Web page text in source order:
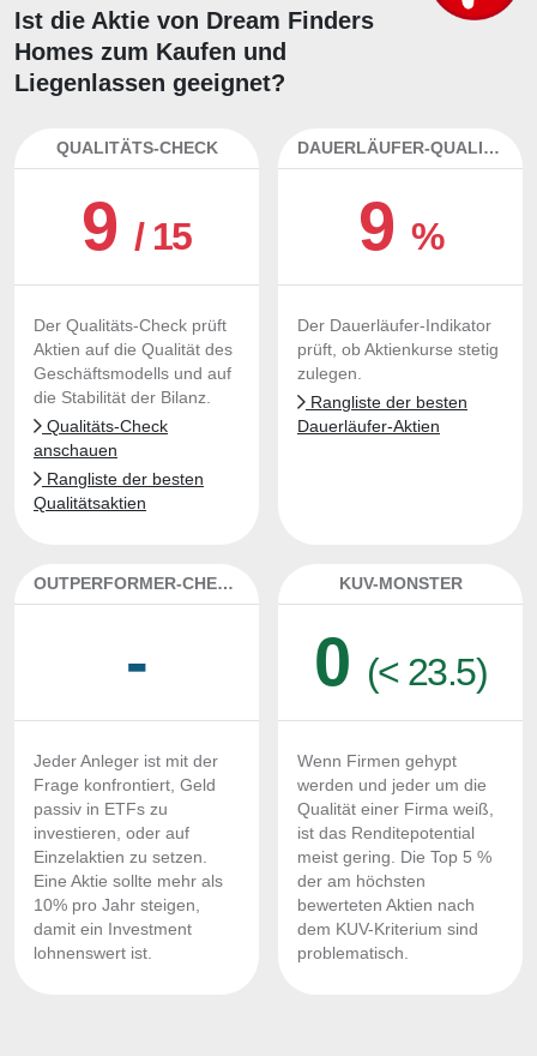
Ist die Aktie von Dream Finders
Homes zum Kaufen und
Liegenlassen geeignet?
QUALITÄTS-CHECK
9/ 15
Der Qualitäts-Check prüft
Aktien auf die Qualität des
Geschäftsmodells und auf
die Stabilität der Bilanz.
Qualitäts-Check
anschauen
Rangliste der besten
Qualitätsaktien
DAUERLÄUFER-QUALITÄTEN
9 %
Der Dauerläufer-Indikator
prüft, ob Aktienkurse stetig
zulegen.
Rangliste der besten
Dauerläufer-Aktien
OUTPERFORMER-CHECK
-
Jeder Anleger ist mit der
Frage konfrontiert, Geld
passiv in ETFs zu
investieren, oder auf
Einzelaktien zu setzen.
Eine Aktie sollte mehr als
10% pro Jahr steigen,
damit ein Investment
lohnenswert ist.
KUV-MONSTER
0 (< 23.5)
Wenn Firmen gehypt
werden und jeder um die
Qualität einer Firma weiß,
ist das Renditepotential
meist gering. Die Top 5 %
der am höchsten
bewerteten Aktien nach
dem KUV-Kriterium sind
problematisch.